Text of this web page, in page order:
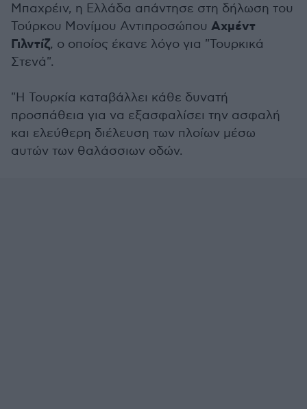
Μπαχρέιν, η Ελλάδα απάντησε στη δήλωση του
Τούρκου Μονίμου Αντιπροσώπου Αχμέντ
Γιλντίζ, o οποίος έκανε λόγο για "Τουρκικά
Στενά".
"Η Τουρκία καταβάλλει κάθε δυνατή
προσπάθεια για να εξασφαλίσει την ασφαλή
και ελεύθερη διέλευση των πλοίων μέσω
αυτών των θαλάσσιων οδών.